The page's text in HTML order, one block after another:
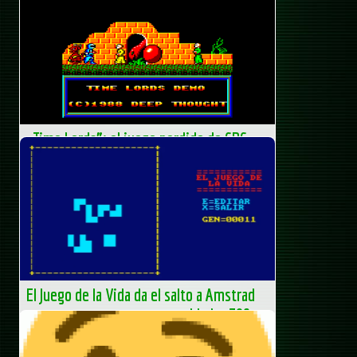
«Time Lords”: el juego perdido de CPC
que ha resurgido tras casi 40 años
El archivohistórico del videojuego sigue dando sorpresas, y
en esta ocasión le toca el turno a “Time Lords”, un
proyecto desconocido de finales de los años 80 para...
AUA – Club AUA
El Juego de la Vida da el salto a Amstrad
con un nuevo port en ensamblador Z80
El desarrollador Juan Antonio, miembro del grupo Restos
Soft, ha llevado a cabo un nuevo e interesante proyecto